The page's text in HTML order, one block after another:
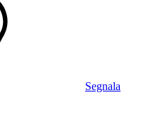
Segnala